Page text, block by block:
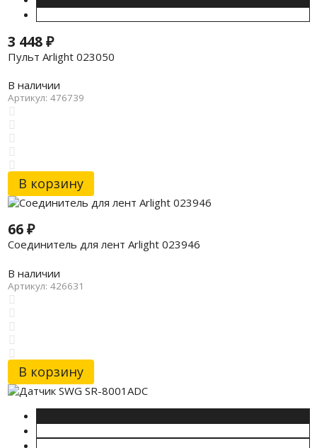
3 448₽
Пульт Arlight 023050
В наличии
Артикул: 476739
В корзину
66₽
Соединитель для лент Arlight 023946
В наличии
Артикул: 426631
В корзину